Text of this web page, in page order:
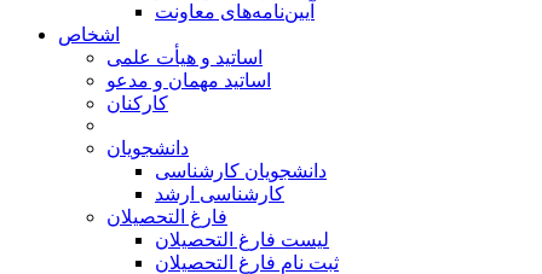
آیین‌نامه‌های معاونت
اشخاص
اساتید و هیأت علمی
اساتید مهمان و مدعو
کارکنان
دانشجویان
دانشجویان کارشناسی
کارشناسی ارشد
فارغ التحصیلان
لیست فارغ التحصیلان
ثبت نام فارغ التحصیلان